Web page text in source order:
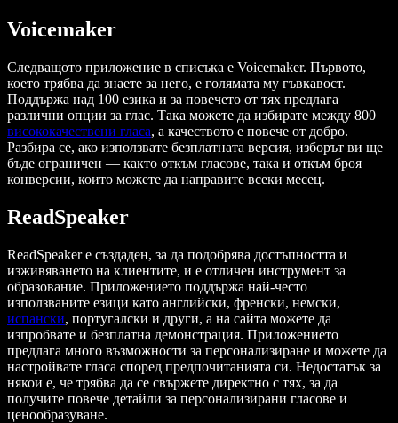
Voicemaker
Следващото приложение в списъка е Voicemaker. Първото,
което трябва да знаете за него, е голямата му гъвкавост.
Поддържа над 100 езика и за повечето от тях предлага
различни опции за глас. Така можете да избирате между 800
висококачествени гласа, а качеството е повече от добро.
Разбира се, ако използвате безплатната версия, изборът ви ще
бъде ограничен — както откъм гласове, така и откъм броя
конверсии, които можете да направите всеки месец.
ReadSpeaker
ReadSpeaker е създаден, за да подобрява достъпността и
изживяването на клиентите, и е отличен инструмент за
образование. Приложението поддържа най-често
използваните езици като английски, френски, немски,
испански, португалски и други, а на сайта можете да
изпробвате и безплатна демонстрация. Приложението
предлага много възможности за персонализиране и можете да
настройвате гласа според предпочитанията си. Недостатък за
някои е, че трябва да се свържете директно с тях, за да
получите повече детайли за персонализирани гласове и
ценообразуване.